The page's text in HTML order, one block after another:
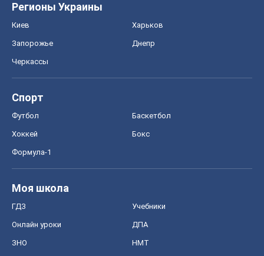
Регионы Украины
Киев Харьков
Запорожье Днепр
Черкассы
Спорт
Футбол Баскетбол
Хоккей Бокс
Формула-1
Моя школа
ГДЗ Учебники
Онлайн уроки ДПА
ЗНО НМТ